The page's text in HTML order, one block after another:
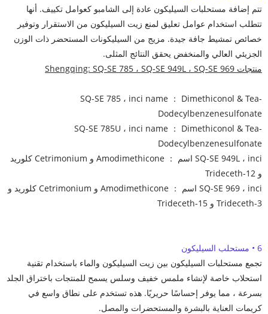
تتم إضافة مستحلبات السيليكون عادة إلى الشامبو كعوامل تكييف. أنها
تتطلب استخدام عوامل تعليق لمنع زيت السيليكون من الاستقرار وتوفير
خصائص تمشيط جافة جيدة. مزيج من السيليكونات المستحضر ذات الوزن
الجزيئي العالي والمنخفض يحقق النتائج المثلى.
منتجات Shengqing: SQ-SE 785 ، SQ-SE 949L ، SQ-SE 969
SQ-SE 785 ، inci name ： Dimethiconol & Tea-
Dodecylbenzenesulfonate
SQ-SE 785U ، inci name ： Dimethiconol & Tea-
Dodecylbenzenesulfonate
SQ-SE 949L ، inci اسم ： Amodimethicone و Cetrimonium كلوريد
و Trideceth-12
SQ-SE 969 ، inci اسم ： Amodimethicone و Cetrimonium كلوريد و
Trideceth-3 و Trideceth-15
6 • مستحلب السيليكون
تجمع مستحلبات السيليكون بين زيت السيليكون والماء باستخدام تقنية
استحلاب خاصة لإنشاء ملمس خفيف وسلس يسمح للمنتجات باختراق الجلد
بسرعة ، مما يوفر إحساسًا حريريًا. هذه تستخدم على نطاق واسع في
كريمات العناية بالبشرة والمستحضرات والمصل.